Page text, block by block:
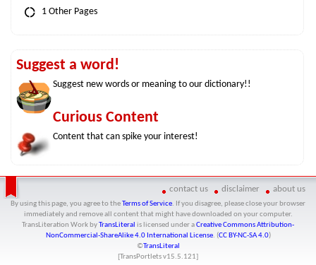
1 Other Pages
Suggest a word!
Suggest new words or meaning to our dictionary!!
Curious Content
Content that can spike your interest!
contact us disclaimer about us
By using this page, you agree to the Terms of Service. If you disagree, please close your browser
immediately and remove all content that might have downloaded on your computer.
TransLiteration Workby TransLiteral is licensed under aCreative Commons Attribution-
NonCommercial-ShareAlike 4.0 International License. (CC BY-NC-SA 4.0)
©TransLiteral
[TransPortlets v15.5.121